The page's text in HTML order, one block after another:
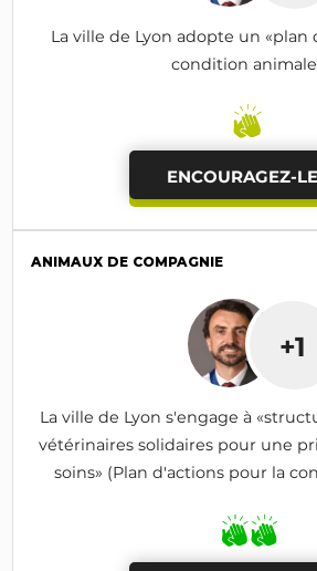
La ville de Lyon adopte un «plan
condition
ENCOURAGEZ-
ANIMAUX DE COMPAGNIE
+1
La ville de Lyon s'engage à
vétérinaires solidaires pour une
soins» (Plan d'actions pour la